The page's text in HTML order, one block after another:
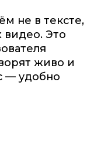
не в тексте,
видео. Это
живо и
— удобно